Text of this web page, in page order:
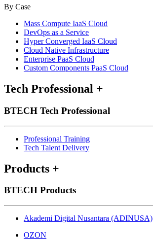
By Case
Mass Compute IaaS Cloud
DevOps as a Service
Hyper Converged IaaS Cloud
Cloud Native Infrastructure
Enterprise PaaS Cloud
Custom Components PaaS Cloud
Tech Professional +
BTECH Tech Professional
Professional Training
Tech Talent Delivery
Products +
BTECH Products
Akademi Digital Nusantara (ADINUSA)
OZON